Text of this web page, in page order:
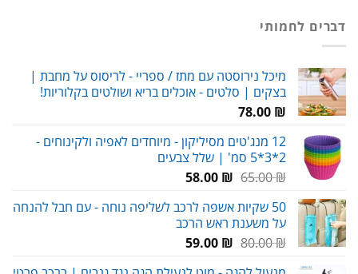
דברים לחמותי
מיכל נירוסטה עם מתז / ספריי - לריסוס על מחבת |
בצקים | סלטים - אוכלים בריא ושולטים בקלוריות!
78.00 ₪
12 מנג'טים מסיליקון - מיוחדים לאפיה ולקינוחים -
2*3*5 סמ' | שלל צבעים
65.00₪
המחיר
היה:
65.00 ₪.
58.00 ₪
המחיר
הוא:
58.00 ₪.
50 שקיות אשפה לרכב לשליפה נוחה - עם חבל להנחה
על משענת ראש הרכב
80.00₪
המחיר59.00 ₪
המחיר